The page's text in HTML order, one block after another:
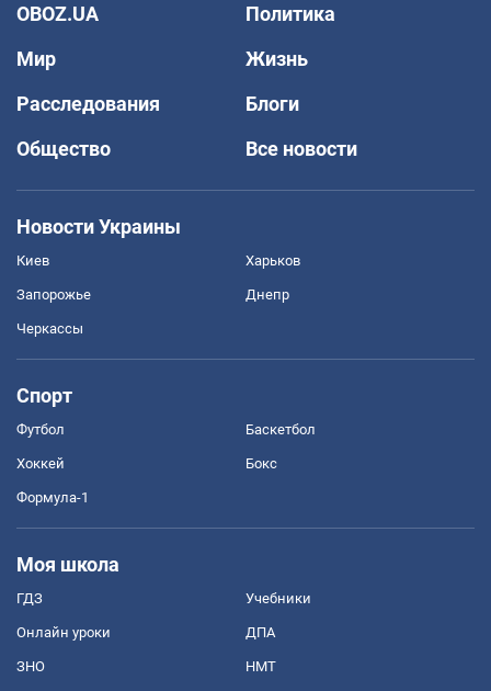
OBOZ.UA
Политика
Мир
Жизнь
Расследования
Блоги
Общество
Все новости
Новости Украины
Киев Харьков
Запорожье Днепр
Черкассы
Спорт
Футбол Баскетбол
Хоккей Бокс
Формула-1
Моя школа
ГДЗ Учебники
Онлайн уроки ДПА
ЗНО НМТ